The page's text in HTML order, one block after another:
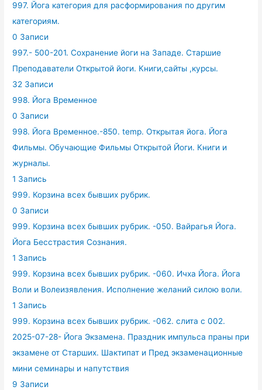
997. Йога категория для расформирования по другим
категориям.
0 Записи
997.- 500-201. Сохранение йоги на Западе. Старшие
Преподаватели Открытой йоги. Книги,сайты ,курсы.
32 Записи
998. Йога Временное
0 Записи
998. Йога Временное.-850. temp. Открытая йога. Йога
Фильмы. Обучающие Фильмы Открытой Йоги. Книги и
журналы.
1 Запись
999. Корзина всех бывших рубрик.
0 Записи
999. Корзина всех бывших рубрик. -050. Вайрагья Йога.
Йога Бесстрастия Сознания.
1 Запись
999. Корзина всех бывших рубрик. -060. Ичха Йога. Йога
Воли и Волеизявления. Исполнение желаний силою воли.
1 Запись
999. Корзина всех бывших рубрик. -062. слита с 002.
2025-07-28- Йога Экзамена. Праздник импульса праны при
экзамене от Старших. Шактипат и Пред экзаменационные
мини семинары и напутствия
9 Записи